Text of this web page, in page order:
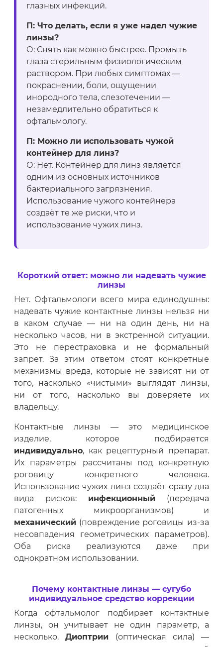
глазных инфекций.
П: Что делать, если я уже надел чужие
линзы?
О: Снять как можно быстрее. Промыть
глаза стерильным физиологическим
раствором. При любых симптомах —
покраснении, боли, ощущении
инородного тела, слезотечении —
незамедлительно обратиться к
офтальмологу.
П: Можно ли использовать чужой
контейнер для линз?
О: Нет. Контейнер для линз является
одним из основных источников
бактериального загрязнения.
Использование чужого контейнера
создаёт те же риски, что и
использование чужих линз.
Короткий ответ: можно ли надевать чужие
линзы
Нет. Офтальмологи всего мира единодушны:
надевать чужие контактные линзы нельзя ни
в каком случае — ни на один день, ни на
несколько часов, ни в экстренной ситуации.
Это не перестраховка и не формальный
запрет. За этим ответом стоят конкретные
механизмы вреда, которые не зависят ни от
того, насколько «чистыми» выглядят линзы,
ни от того, насколько вы доверяете их
владельцу.
Контактные линзы — это медицинское
изделие, которое подбирается
индивидуально, как рецептурный препарат.
Их параметры рассчитаны под конкретную
роговицу конкретного человека.
Использование чужих линз создаёт сразу два
вида рисков: инфекционный (передача
патогенных микроорганизмов) и
механический (повреждение роговицы из-за
несовпадения геометрических параметров).
Оба риска реализуются даже при
однократном использовании.
Почему контактные линзы — сугубо
индивидуальное средство коррекции
Когда офтальмолог подбирает контактные
линзы, он учитывает не один параметр, а
несколько.Диоптрии (оптическая сила) —